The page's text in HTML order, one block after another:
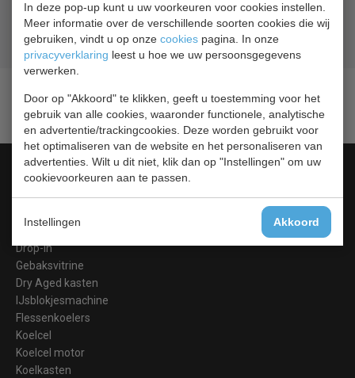
In deze pop-up kunt u uw voorkeuren voor cookies instellen.
Meer informatie over de verschillende soorten cookies die wij
gebruiken, vindt u op onze cookies pagina. In onze
privacyverklaring leest u hoe we uw persoonsgegevens
verwerken.
Door op "Akkoord" te klikken, geeft u toestemming voor het
gebruik van alle cookies, waaronder functionele, analytische
en advertentie/trackingcookies. Deze worden gebruikt voor
het optimaliseren van de website en het personaliseren van
advertenties. Wilt u dit niet, klik dan op "Instellingen" om uw
cookievoorkeuren aan te passen.
Instellingen Akkoord
Geld terugprijsgarantie
Lage prijzen hoge service
Gratis verzendingvanaf € 200,00
Categorieën
Barkoeling
Blast Chillers
Drop-In
Gebaksvitrine
Dry Aged kasten
IJsblokjesmachine
Flessenkoelers
Koelcel
Koelcel motor
Koelkasten